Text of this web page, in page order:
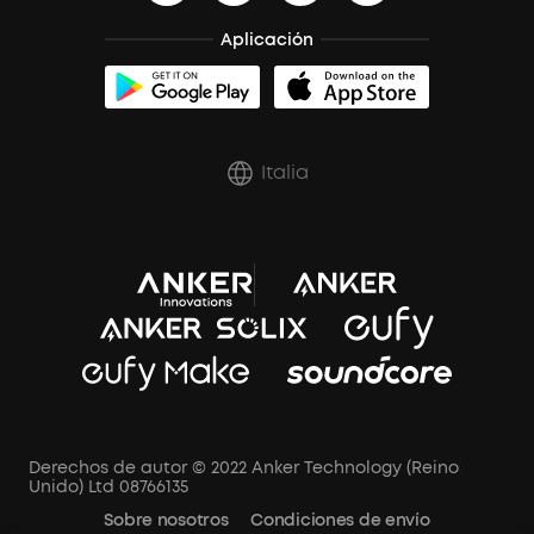
Aplicación
Italia
Derechos de autor © 2022 Anker Technology (Reino
Unido) Ltd 08766135
Sobre nosotros
Condiciones de envío